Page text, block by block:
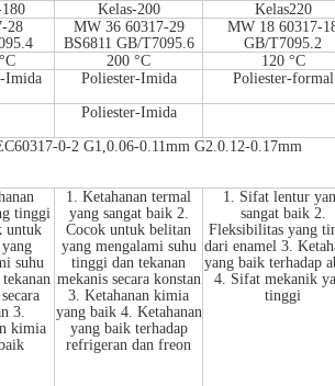
Kelas-200 Kelas220
28
MW 36 60317-29
BS6811 GB/T7095.6
MW 18 60317-
GB/T7095.2
200 °C 120 °C
Imida Poliester-Imida Poliester-formal
Poliester-Imida
0-2 G1,0.06-0.11mm G2.0.12-0.17mm
tinggi
untuk
suhu
3.
kimia
1. Ketahanan termal
yang sangat baik 2.
Cocok untuk belitan
yang mengalami suhu
tinggi dan tekanan
mekanis secara konstan
3. Ketahanan kimia
yang baik 4. Ketahanan
yang baik terhadap
refrigeran dan freon
1. Sifat lentur
sangat baik 2.
Fleksibilitas yang
dari enamel 3.
yang baik terhadap
4. Sifat mekanik
tinggi